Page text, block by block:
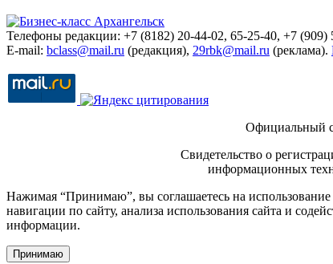
Телефоны редакции: +7 (8182) 20-44-02, 65-25-40, +7 (909)
E-mail: bclass@mail.ru (редакция), 29rbk@mail.ru (реклама).
Официальный
Свидетельство о
информационных
Нажимая “Принимаю”, вы соглашаетесь на
навигации по сайту, анализа использования сайта и
информации.
Принимаю